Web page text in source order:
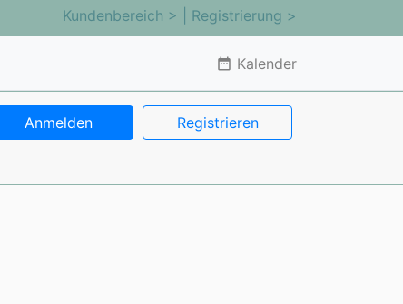
Kundenbereich > | Registrierung >
date_range Kalender
Anmelden Registrieren